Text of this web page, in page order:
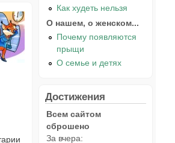
Как худеть нельзя
О нашем, о женском...
Почему появляются
прыщи
О семье и детях
Достижения
Всем сайтом
сброшено
За вчера: